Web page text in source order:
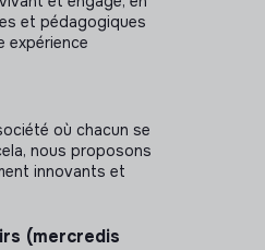
et pédagogiques
expérience
où chacun se
nous proposons
innovants et
(mercredis